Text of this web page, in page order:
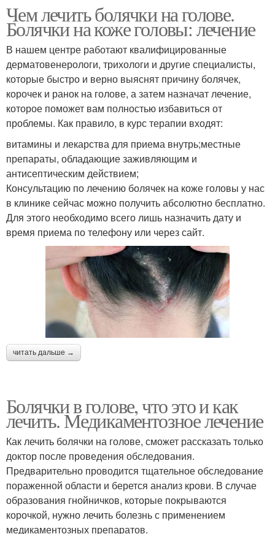
Чем лечить болячки на голове.
Болячки на коже головы: лечение
В нашем центре работают квалифицированные
дерматовенерологи, трихологи и другие специалисты,
которые быстро и верно выяснят причину болячек,
корочек и ранок на голове, а затем назначат лечение,
которое поможет вам полностью избавиться от
проблемы. Как правило, в курс терапии входят:
витамины и лекарства для приема внутрь;местные
препараты, обладающие заживляющим и
антисептическим действием;
Консультацию по лечению болячек на коже головы у нас
в клинике сейчас можно получить абсолютно бесплатно.
Для этого необходимо всего лишь назначить дату и
время приема по телефону или через сайт.
читать дальше →
Болячки в голове, что это и как
лечить. Медикаментозное лечение
Как лечить болячки на голове, сможет рассказать только
доктор после проведения обследования.
Предварительно проводится тщательное обследование
пораженной области и берется анализ крови. В случае
образования гнойничков, которые покрываются
корочкой, нужно лечить болезнь с применением
медикаментозных препаратов.